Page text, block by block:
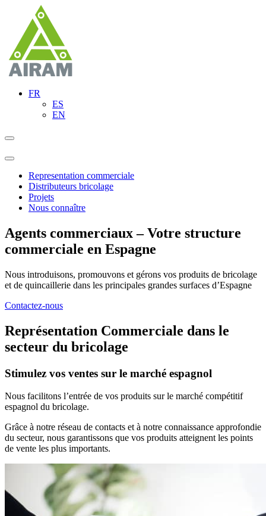
FR
ES
EN
Representation commerciale
Distributeurs bricolage
Projets
Nous connaître
Agents commerciaux – Votre structure
commerciale en Espagne
Nous introduisons, promouvons et gérons vos produits de bricolage
et de quincaillerie dans les principales grandes surfaces d’Espagne
Contactez-nous
Représentation Commerciale dans le
secteur du bricolage
Stimulez vos ventes sur le marché espagnol
Nous facilitons l’entrée de vos produits sur le marché compétitif
espagnol du bricolage.
Grâce à notre réseau de contacts et à notre connaissance approfondie
du secteur, nous garantissons que vos produits atteignent les points
de vente les plus importants.